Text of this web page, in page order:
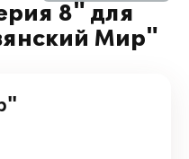
8" для
Мир"